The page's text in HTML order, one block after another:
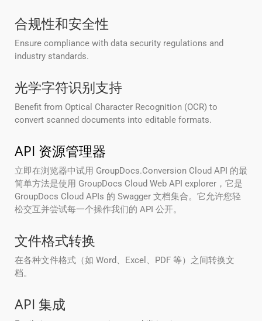
合规性和安全性
Ensure compliance with data security regulations and
industry standards.
光学字符识别支持
Benefit from Optical Character Recognition (OCR) to
convert scanned documents into editable formats.
API 资源管理器
立即在浏览器中试用 GroupDocs.Conversion Cloud API 的最
简单方法是使用 GroupDocs Cloud Web API explorer，它是
GroupDocs Cloud APIs 的 Swagger 文档集合。它允许您轻
松交互并尝试每一个操作我们的 API 公开。
文件格式转换
在各种文件格式（如 Word、Excel、PDF 等）之间转换文
档。
API 集成